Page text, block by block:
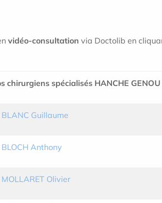
vidéo-consultation via Doctolib en
chirurgiens spécialisés HANCHE GENOU
BLANC Guillaume
BLOCH Anthony
MOLLARET Olivier